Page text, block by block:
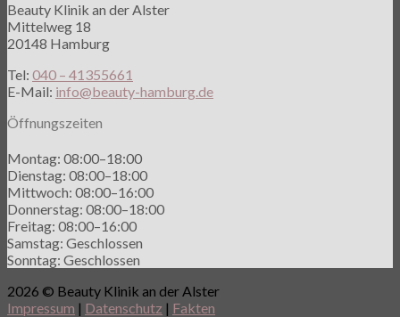
Beauty Klinik an der Alster
Mittelweg 18
20148 Hamburg
Tel: 040 – 41355661
E-Mail: info@beauty-hamburg.de
Öffnungszeiten
Montag: 08:00–18:00
Dienstag: 08:00–18:00
Mittwoch: 08:00–16:00
Donnerstag: 08:00–18:00
Freitag: 08:00–16:00
Samstag: Geschlossen
Sonntag: Geschlossen
2026 © Beauty Klinik an der Alster
Impressum | Datenschutz | Fakten